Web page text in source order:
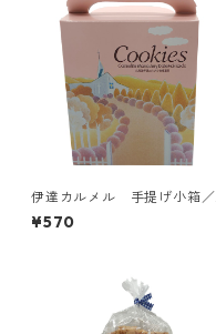
伊達カルメル 手提げ小箱／
伊達カルメル会修道院
¥570